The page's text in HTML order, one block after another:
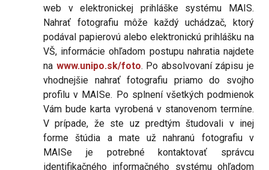
web v elektronickej prihláške systému MAIS.
Nahrať fotografiu môže každý uchádzač, ktorý
podával papierovú alebo elektronickú prihlášku na
VŠ, informácie ohľadom postupu nahratia najdete
na www.unipo.sk/foto. Po absolvovaní zápisu je
vhodnejšie nahrať fotografiu priamo do svojho
profilu v MAISe. Po splnení všetkých podmienok
Vám bude karta vyrobená v stanovenom termíne.
V prípade, že ste uz predtým študovali v inej
forme štúdia a mate už nahranú fotografiu v
MAISe je potrebné kontaktovať správcu
identifikačného informačného systému ohľadom